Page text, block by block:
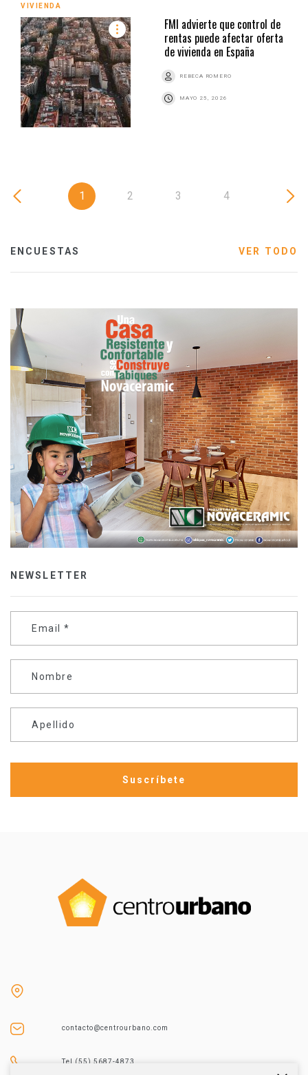
VIVIENDA
FMI advierte que control de
rentas puede afectar oferta
de vivienda en España
REBECA ROMERO
MAYO 25, 2026
1 2 3 4
ENCUESTAS VER TODO
NEWSLETTER
Email *
Nombre
Apellido
contacto@centrourbano.com
Tel (55) 5687-4873